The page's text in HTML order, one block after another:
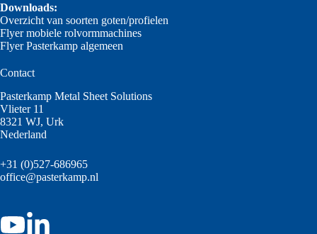
Downloads:
Overzicht van soorten goten/profielen
Flyer mobiele rolvormmachines
Flyer Pasterkamp algemeen
Contact
Pasterkamp Metal Sheet Solutions
Vlieter 11
8321 WJ, Urk
Nederland
+31 (0)527-686965
office@pasterkamp.nl